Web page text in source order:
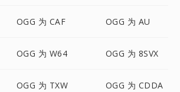
OGG 为 CAF OGG 为 AU
OGG 为 W64 OGG 为 8SVX
OGG 为 TXW OGG 为 CDDA